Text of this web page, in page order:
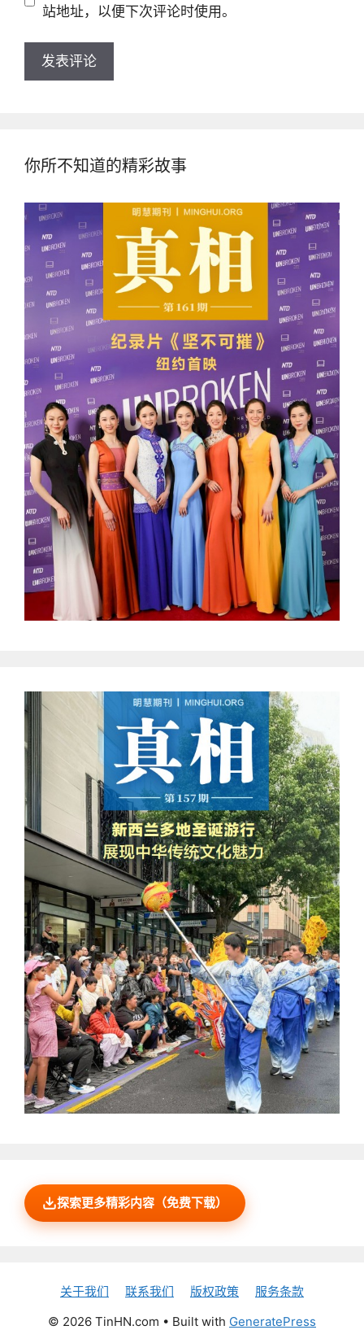
址 站地址，以便下次评论时使用。
你所不知道的精彩故事
探索更多精彩内容（免费下载）
关于我们 联系我们 版权政策
服务条款
© 2026 TinHN.com • Built with GeneratePress